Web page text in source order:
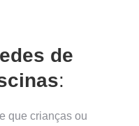
de
:
que crianças ou